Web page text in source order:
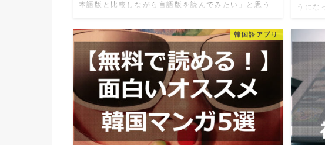
本語版と比較しながら言語版を読んでみたい」と思う
るのはとても値が張りますし…
うにな
人はど
りたい
韓国語アプリ